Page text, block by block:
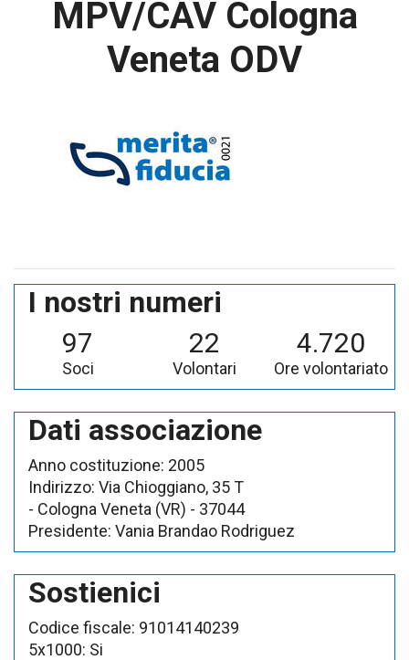
MPV/CAV Cologna
Veneta ODV
I nostri numeri
97
Soci
22
Volontari
4.720
Ore volontariato
Dati associazione
Anno costituzione: 2005
Indirizzo: Via Chioggiano, 35 T
- Cologna Veneta (VR) - 37044
Presidente: Vania Brandao Rodriguez
Sostienici
Codice fiscale: 91014140239
5x1000: Si